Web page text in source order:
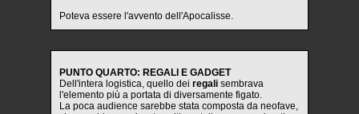
Poteva essere l'avvento dell'Apocalisse.
PUNTO QUARTO: REGALI E GADGET
Dell'intera logistica, quello dei regali sembrava
l'elemento più a portata di diversamente figato.
La poca audience sarebbe stata composta da neofave,